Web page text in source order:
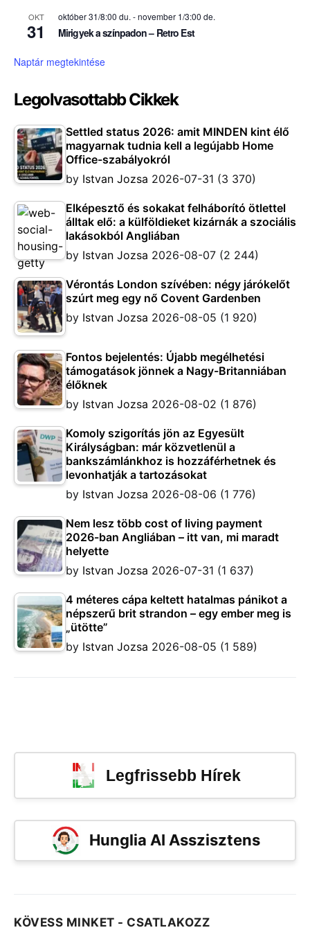
OKT
31
október 31/8:00 du. -november 1/3:00 de.
Mirigyek a színpadon – Retro Est
Naptár megtekintése
Legolvasottabb Cikkek
Settled status 2026: amit MINDEN kint élő
magyarnak tudnia kell a legújabb Home
Office-szabályokról
by Istvan Jozsa 2026-07-31 (3 370)
Elképesztő és sokakat felháborító ötlettel
álltak elő: a külföldieket kizárnák a szociális
lakásokból Angliában
by Istvan Jozsa 2026-08-07 (2 244)
Vérontás London szívében: négy járókelőt
szúrt meg egy nő Covent Gardenben
by Istvan Jozsa 2026-08-05 (1 920)
Fontos bejelentés: Újabb megélhetési
támogatások jönnek a Nagy-Britanniában
élőknek
by Istvan Jozsa 2026-08-02 (1 876)
Komoly szigorítás jön az Egyesült
Királyságban: már közvetlenül a
bankszámlánkhoz is hozzáférhetnek és
levonhatják a tartozásokat
by Istvan Jozsa 2026-08-06 (1 776)
Nem lesz több cost of living payment
2026-ban Angliában – itt van, mi maradt
helyette
by Istvan Jozsa 2026-07-31 (1 637)
4 méteres cápa keltett hatalmas pánikot a
népszerű brit strandon – egy ember meg is
„ütötte”
by Istvan Jozsa 2026-08-05 (1 589)
Legfrissebb Hírek
Hunglia AI Asszisztens
KÖVESS MINKET - CSATLAKOZZ